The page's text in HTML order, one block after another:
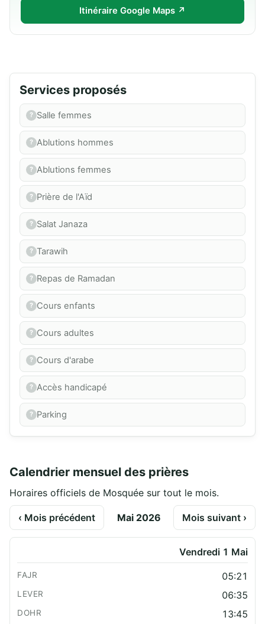
Itinéraire Google Maps ↗
Services proposés
Salle femmes
Ablutions hommes
Ablutions femmes
Prière de l'Aïd
Salat Janaza
Tarawih
Repas de Ramadan
Cours enfants
Cours adultes
Cours d'arabe
Accès handicapé
Parking
Calendrier mensuel des prières
Horaires officiels de Mosquée sur tout le mois.
‹ Mois précédent Mai 2026 Mois suivant ›
Vendredi 1 Mai
05:21
06:35
13:45